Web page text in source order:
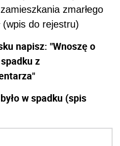
zmarłego
(wpis do rejestru)
napisz: "Wnoszę o
z
w spadku (spis